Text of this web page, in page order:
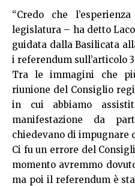
“Credo che
legislatura – ha detto
guidata dalla Basilicata
i referendum sull’articolo
Tra le immagini che
riunione del Consiglio
in cui abbiamo
manifestazione da
chiedevano di impugnare
Ci fu un errore del
momento avremmo
ma poi il referendum è